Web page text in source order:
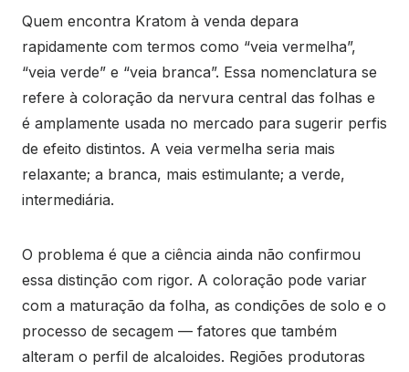
Quem encontra Kratom à venda depara
rapidamente com termos como “veia vermelha”,
“veia verde” e “veia branca”. Essa nomenclatura se
refere à coloração da nervura central das folhas e
é amplamente usada no mercado para sugerir perfis
de efeito distintos. A veia vermelha seria mais
relaxante; a branca, mais estimulante; a verde,
intermediária.
O problema é que a ciência ainda não confirmou
essa distinção com rigor. A coloração pode variar
com a maturação da folha, as condições de solo e o
processo de secagem — fatores que também
alteram o perfil de alcaloides. Regiões produtoras